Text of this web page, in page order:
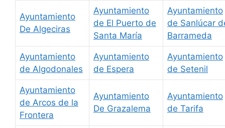
Ayuntamiento
De Algeciras
Ayuntamiento
de El Puerto de
Santa María
Ayuntamiento
de Sanlúcar
Barrameda
Ayuntamiento
de Algodonales
Ayuntamiento
de Espera
Ayuntamiento
de Setenil
Ayuntamiento
de Arcos de la
Frontera
Ayuntamiento
De Grazalema
Ayuntamiento
de Tarifa